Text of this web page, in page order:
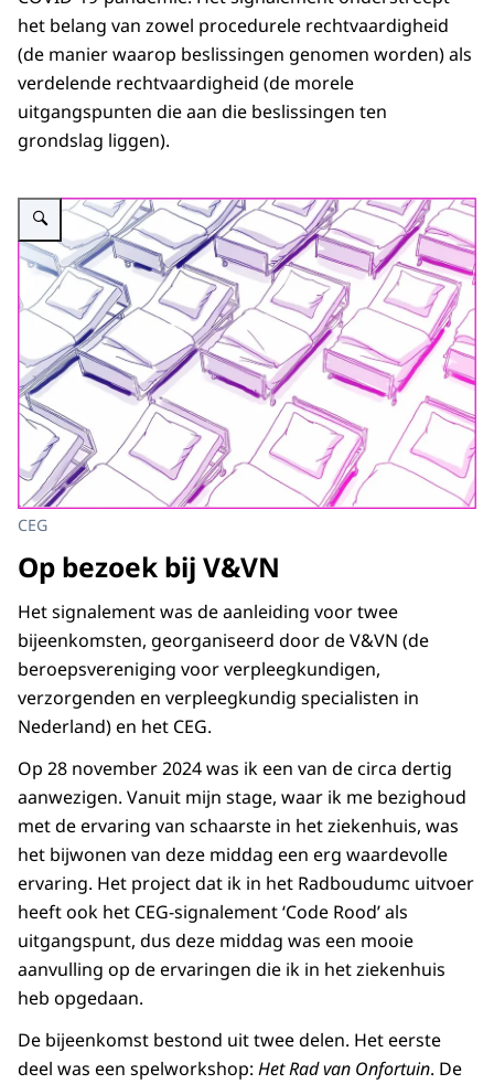
het belang van zowel procedurele rechtvaardigheid
(de manier waarop beslissingen genomen worden) als
verdelende rechtvaardigheid (de morele
uitgangspunten die aan die beslissingen ten
grondslag liggen).
Vergroot afbeelding Code Rood
CEG
Op bezoek bij V&VN
Het signalement was de aanleiding voor twee
bijeenkomsten, georganiseerd door de V&VN (de
beroepsvereniging voor verpleegkundigen,
verzorgenden en verpleegkundig specialisten in
Nederland) en het CEG.
Op 28 november 2024 was ik een van de circa dertig
aanwezigen. Vanuit mijn stage, waar ik me bezighoud
met de ervaring van schaarste in het ziekenhuis, was
het bijwonen van deze middag een erg waardevolle
ervaring. Het project dat ik in het Radboudumc uitvoer
heeft ook het CEG-signalement ‘Code Rood’ als
uitgangspunt, dus deze middag was een mooie
aanvulling op de ervaringen die ik in het ziekenhuis
heb opgedaan.
De bijeenkomst bestond uit twee delen. Het eerste
deel was een spelworkshop: Het Rad van Onfortuin. De